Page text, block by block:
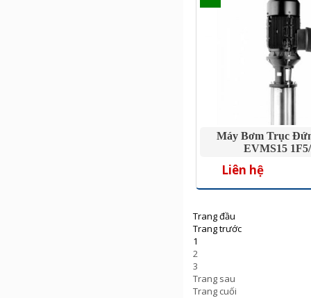
Máy Bơm Trục
EVMS15
Liên hệ
Trang đầu
Trang trước
1
2
3
Trang sau
Trang cuối